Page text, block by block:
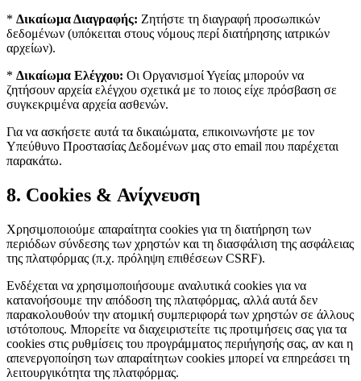
* Δικαίωμα Διαγραφής: Ζητήστε τη διαγραφή προσωπικών
δεδομένων (υπόκειται στους νόμους περί διατήρησης ιατρικών
αρχείων).
* Δικαίωμα Ελέγχου: Οι Οργανισμοί Υγείας μπορούν να
ζητήσουν αρχεία ελέγχου σχετικά με το ποιος είχε πρόσβαση σε
συγκεκριμένα αρχεία ασθενών.
Για να ασκήσετε αυτά τα δικαιώματα, επικοινωνήστε με τον
Υπεύθυνο Προστασίας Δεδομένων μας στο email που παρέχεται
παρακάτω.
8. Cookies & Ανίχνευση
Χρησιμοποιούμε απαραίτητα cookies για τη διατήρηση των
περιόδων σύνδεσης των χρηστών και τη διασφάλιση της ασφάλειας
της πλατφόρμας (π.χ. πρόληψη επιθέσεων CSRF).
Ενδέχεται να χρησιμοποιήσουμε αναλυτικά cookies για να
κατανοήσουμε την απόδοση της πλατφόρμας, αλλά αυτά δεν
παρακολουθούν την ατομική συμπεριφορά των χρηστών σε άλλους
ιστότοπους. Μπορείτε να διαχειριστείτε τις προτιμήσεις σας για τα
cookies στις ρυθμίσεις του προγράμματος περιήγησής σας, αν και η
απενεργοποίηση των απαραίτητων cookies μπορεί να επηρεάσει τη
λειτουργικότητα της πλατφόρμας.